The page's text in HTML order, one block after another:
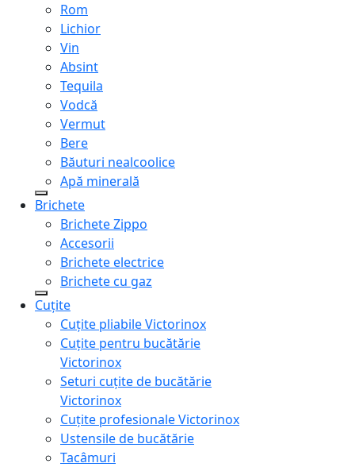
Rom
Lichior
Vin
Absint
Tequila
Vodcă
Vermut
Bere
Băuturi nealcoolice
Apă minerală
Brichete
Brichete Zippo
Accesorii
Brichete electrice
Brichete cu gaz
Cuțite
Cuțite pliabile Victorinox
Cuțite pentru bucătărie
Victorinox
Seturi cuțite de bucătărie
Victorinox
Cuțite profesionale Victorinox
Ustensile de bucătărie
Tacâmuri